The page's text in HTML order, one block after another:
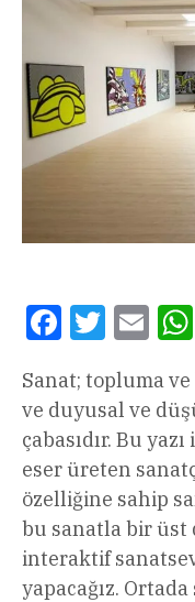
FacebookTwitterEmail
Sanat; topluma
ve duyusal ve
çabasıdır. Bu
eser üreten
özelliğine sahip
bu sanatla bir üst
interaktif
yapacağız.